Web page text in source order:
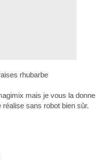
rhubarbe
mais je vous la donne
sans robot bien sûr.